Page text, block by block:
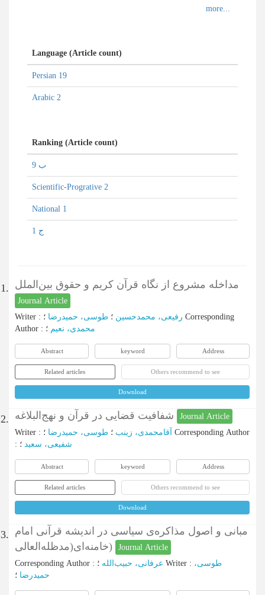
Language (Article count)
Persian 19
Arabic 2
Ranking (Article count)
ب 9
Scientific-Progrative 2
National 1
ج 1
1. مداخله مشروع از نگاه قرآن کریم و حقوق بین‌الملل
Journal Article
Writer : رفیعی، محمدحسین ؛ طوسی، حمیدرضا
Corresponding
Author : محمدی، نعیم ؛
Abstract keyword Address
Related articles Others recommend to see
Download
2.
Journal Article
Writer : آقامحمدی، زینب ؛ طوسی، حمیدرضا
Corresponding Author
:
شفیعی، سعید ؛
Abstract keyword Address
Related articles Others recommend to see
Download
3. مبانی و اصول مذاکره‌ی سیاسی در اندیشه قرآنی امام
خامنه‌ای(مدظله‌العالی)
Journal Article
Corresponding Author : عرفانی، حبیب‌الله Writer : طوسی،
حمیدرضا ؛